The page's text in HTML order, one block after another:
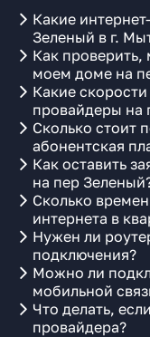
Какие
Зеленый в г.
Как
моем доме на
Какие
провайдеры на
Сколько стоит
абонентская
Как оставить
на пер
Сколько
интернета в
Нужен ли
подключения?
Можно ли
мобильной
Что делать,
провайдера?